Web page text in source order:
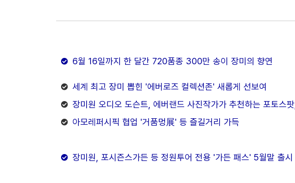
6월 16일까지 한 달간 720품종 300만 송이 장미의 향연
세계 최고 장미 뽑힌 '에버로즈 컬렉션존' 새롭게 선보여
장미원 오디오 도슨트, 에버랜드 사진작가가 추천하는 포토스팟,
아모레퍼시픽 협업 '거품멍展' 등 즐길거리 가득
장미원, 포시즌스가든 등 정원투어 전용 '가든 패스' 5월말 출시